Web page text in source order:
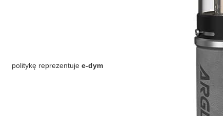
politykę reprezentujee-dym